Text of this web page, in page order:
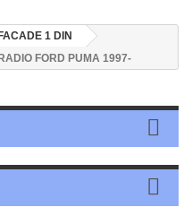
FACADE 1 DIN
FORD PUMA 1997-